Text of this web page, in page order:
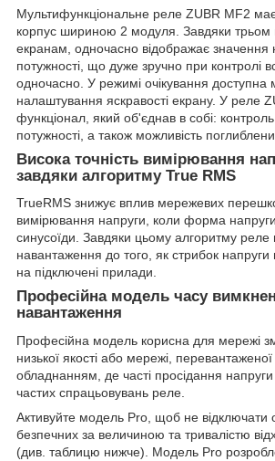
Мультифункціональне реле ZUBR MF2
корпус шириною 2 модуля. Завдяки
екранам, одночасно відображає значення
потужності, що дуже зручно при контролі
одночасно. У режимі очікування доступна
налаштування яскравості екрану. У реле
функціонал, який об'єднав в собі:
потужності, а також можливість
Висока точність вимірювання
завдяки алгоритму True RMS
TrueRMS знижує вплив мережевих
вимірювання напруги, коли форма напруги
синусоїди. Завдяки цьому алгоритму реле
навантаження до того, як стрибок
на підключені прилади.
Професійна модель часу
навантаження
Професійна модель корисна для мережі
низької якості або мережі,
обладнанням, де часті просідання
частих спрацьовувань реле.
Активуйте модель Pro, щоб не відключати
безпечних за величиною та тривалістю
(див. таблицю нижче). Модель Pro